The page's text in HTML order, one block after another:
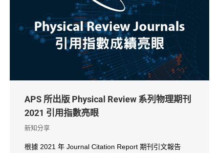
APS 所出版 Physical Review 系列物理期刊
2021 引用指數亮眼
新知分享
根據 2021 年 Journal Citation Report 期刊引文報告